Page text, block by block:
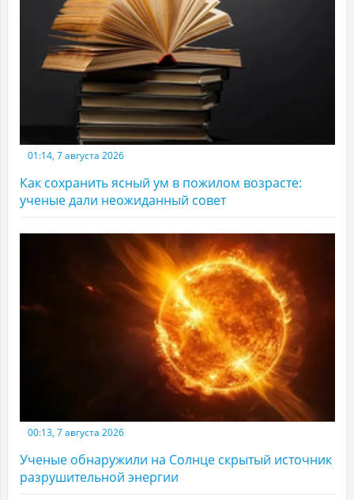
01:14, 7 августа 2026
Как сохранить ясный ум в пожилом возрасте:
ученые дали неожиданный совет
00:13, 7 августа 2026
Ученые обнаружили на Солнце скрытый источник
разрушительной энергии